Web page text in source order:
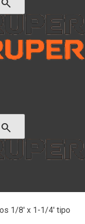
search
1/8′ x 1-1/4′ tipo